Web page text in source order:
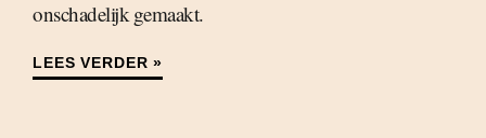
onschadelijk gemaakt.
LEES VERDER »